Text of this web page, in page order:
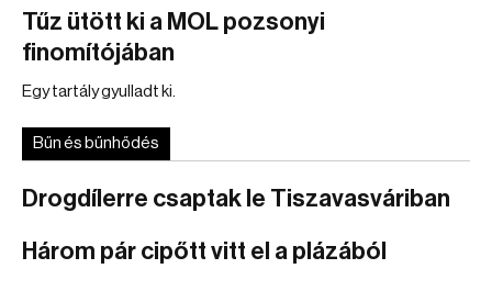
Tűz ütött ki a MOL pozsonyi
finomítójában
Egy tartály gyulladt ki.
Bűn és bűnhődés
Drogdílerre csaptak le Tiszavasváriban
Három pár cipőtt vitt el a plázából